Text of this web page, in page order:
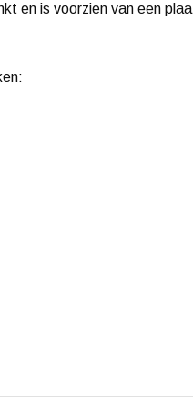
en is voorzien van een